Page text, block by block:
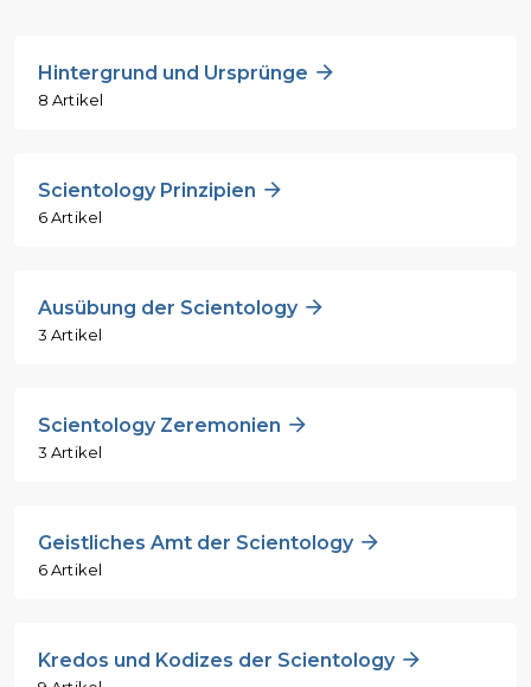
Hintergrund und Ursprünge
8 Artikel
Scientology Prinzipien
6 Artikel
Ausübung der Scientology
3 Artikel
Scientology Zeremonien
3 Artikel
Geistliches Amt der Scientology
6 Artikel
Kredos und Kodizes der Scientology